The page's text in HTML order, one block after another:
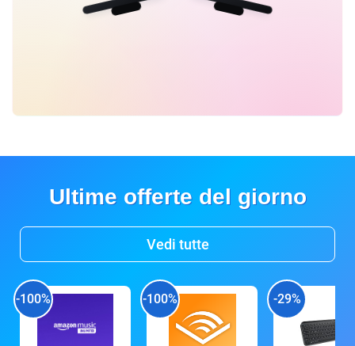
Ultime offerte del giorno
Vedi tutte
-100% -100% -29%